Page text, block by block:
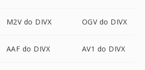
M2V do DIVX OGV do DIVX
AAF do DIVX AV1 do DIVX